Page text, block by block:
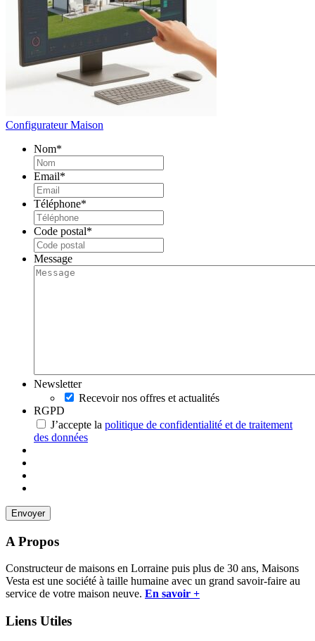
Configurateur Maison
Nom*
Email*
Téléphone*
Code postal*
Message
Newsletter
Recevoir nos offres et actualités
RGPD
J’accepte la politique de confidentialité et de traitement
des données
A Propos
Constructeur de maisons en Lorraine puis plus de 30 ans, Maisons
Vesta est une société à taille humaine avec un grand savoir-faire au
service de votre maison neuve. En savoir +
Liens Utiles